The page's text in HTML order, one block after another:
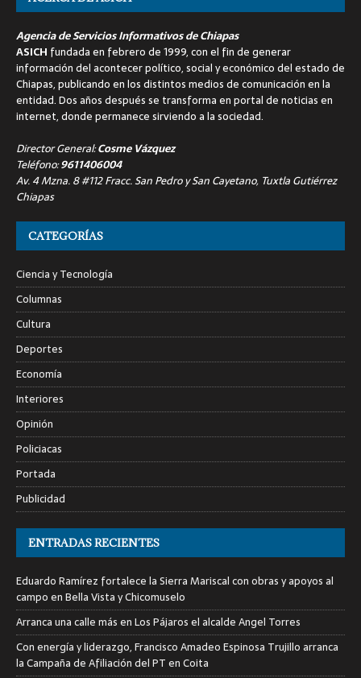
Agencia de Servicios Informativos de Chiapas
ASICH fundada en febrero de 1999, con el fin de generar
información del acontecer político, social y económico del estado de
Chiapas, publicando en los distintos medios de comunicación en la
entidad. Dos años después se transforma en portal de noticias en
internet, donde permanece sirviendo a la sociedad.
Director General:Cosme Vázquez
Teléfono:9611406004
Av. 4 Mzna. 8 #112 Fracc. San Pedro y San Cayetano, Tuxtla Gutiérrez
Chiapas
CATEGORÍAS
Ciencia y Tecnología
Columnas
Cultura
Deportes
Economía
Interiores
Opinión
Policiacas
Portada
Publicidad
ENTRADAS RECIENTES
Eduardo Ramírez fortalece la Sierra Mariscal con obras y apoyos al
campo en Bella Vista y Chicomuselo
Arranca una calle más en Los Pájaros el alcalde Angel Torres
Con energía y liderazgo, Francisco Amadeo Espinosa Trujillo arranca
la Campaña de Afiliación del PT en Coita